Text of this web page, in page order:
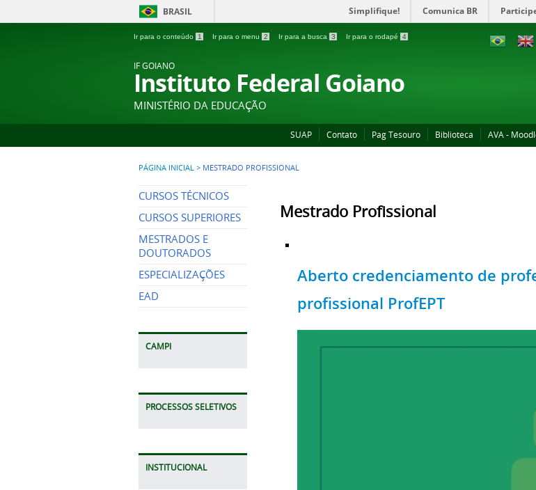
BRASIL Simplifique! Comunica BR
Ir para o conteúdo 1 Ir para o menu 2 Ir para a busca 3 Ir para o rodapé 4
IF GOIANO
Instituto Federal Goiano
MINISTÉRIO DA EDUCAÇÃO
SUAP Contato Pag Tesouro Biblioteca AVA -
PÁGINA INICIAL > MESTRADO PROFISSIONAL
CURSOS TÉCNICOS
CURSOS SUPERIORES
MESTRADOS E
DOUTORADOS
ESPECIALIZAÇÕES
EAD
CAMPI
PROCESSOS SELETIVOS
INSTITUCIONAL
Mestrado Profissional
Aberto credenciamento de
profissional ProfEPT